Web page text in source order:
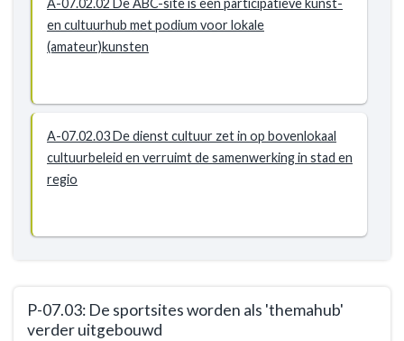
A-07.02.02 De ABC-site is een participatieve kunst-
en cultuurhub met podium voor lokale
(amateur)kunsten
A-07.02.03 De dienst cultuur zet in op bovenlokaal
cultuurbeleid en verruimt de samenwerking in stad en
regio
P-07.03: De sportsites worden als 'themahub'
verder uitgebouwd